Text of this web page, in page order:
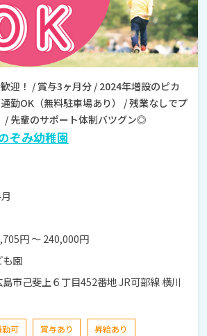
迎！ / 賞与3ヶ月分 / 2024年増設のピカ
勤OK（無料駐車場あり） / 残業なしでプ
/ 先輩のサポート体制バツグン◎
ぞみ幼稚園
円 〜 240,000円
も園
己斐上６丁目452番地 JR可部線 横川
勤可 賞与あり
昇給あり